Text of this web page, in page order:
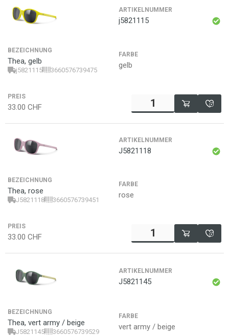
ARTIKELNUMMER
j5821115
BEZEICHNUNG
Thea, gelb
j5821115 3660576739475
FARBE
gelb
PREIS
33.00 CHF
ARTIKELNUMMER
J5821118
BEZEICHNUNG
Thea, rose
J5821118 3660576739451
FARBE
rose
PREIS
33.00 CHF
ARTIKELNUMMER
J5821145
BEZEICHNUNG
Thea, vert army / beige
J5821145 3660576739529
FARBE
vert army / beige